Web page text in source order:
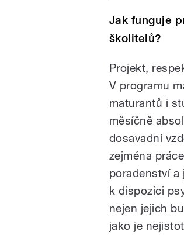
Jak funguje
školitelů?
Projekt,
V programu
maturantů i
měsíčně
dosavadní
zejména
poradenství a
k dispozici
nejen jejich
jako je